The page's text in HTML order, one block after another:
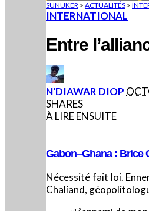
SUNUKER > ACTUALITÉS >
INTERNATIONAL
Entre
POSTED
BY
N'DIAWAR DIOP
SHARES
À LIRE ENSUITE
Gabon–Ghana : Brice
Nécessité fait loi.
Chaliand,